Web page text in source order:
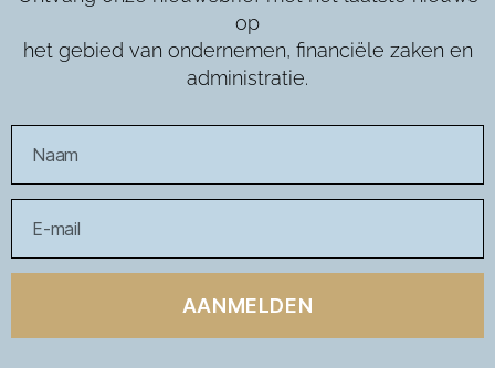
op
het gebied van ondernemen, financiële zaken en
administratie.
AANMELDEN